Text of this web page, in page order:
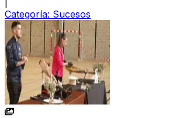
Categoría: Sucesos